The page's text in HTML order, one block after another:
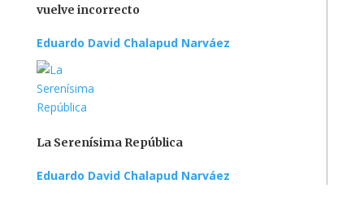
vuelve incorrecto
Eduardo David Chalapud Narváez
La Serenísima República
Eduardo David Chalapud Narváez